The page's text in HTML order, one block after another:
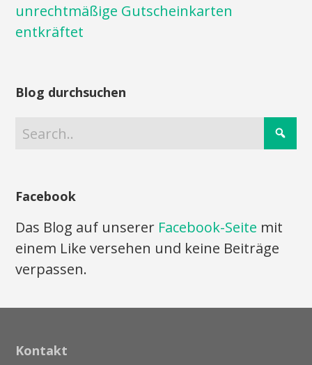
unrechtmäßige Gutscheinkarten
entkräftet
Blog durchsuchen
Facebook
Das Blog auf unserer Facebook-Seite mit
einem Like versehen und keine Beiträge
verpassen.
Kontakt